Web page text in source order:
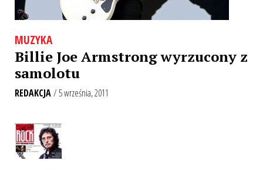
MUZYKA
Billie Joe Armstrong wyrzucony z
samolotu
REDAKCJA/ 5 września, 2011